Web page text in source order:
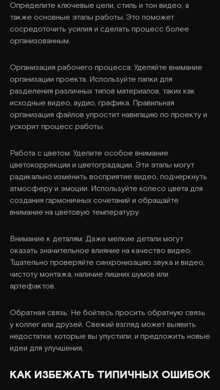
Определите ключевые цели, стиль и тон видео, а
также основные этапы работы. Это поможет
сосредоточить усилия и сделать процесс более
организованным.
Организация рабочего процесса: Уделяйте внимание
организации проекта. Используйте папки для
разделения различных типов материалов, таких как
исходные видео, аудио, графика. Правильная
организация файлов упростит навигацию по проекту и
ускорит процесс работы.
Работа с цветом: Уделите особое внимание
цветокоррекции и цветоградации. Эти этапы могут
радикально изменить восприятие видео, подчеркнуть
атмосферу и эмоции. Используйте колесо цвета для
создания гармоничных сочетаний и обращайте
внимание на цветовую температуру.
Внимание к деталям: Даже мелкие детали могут
оказать значительное влияние на качество видео.
Тщательно проверяйте синхронизацию звука и видео,
чистоту монтажа, наличие лишних шумов или
артефактов.
Обратная связь: Не бойтесь просить обратную связь
у коллег или друзей. Свежий взгляд может выявить
недостатки, которые вы упустили, и предложить новые
идеи для улучшения.
КАК ИЗБЕЖАТЬ ТИПИЧНЫХ ОШИБОК